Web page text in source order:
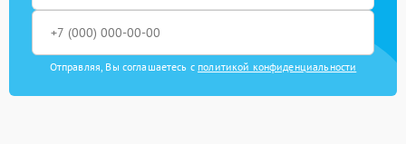
Отправляя, Вы соглашаетесь с политикой конфиденциальности